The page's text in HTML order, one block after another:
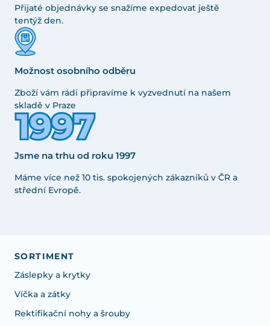
Přijaté objednávky se snažíme expedovat ještě
tentýž den.
Možnost osobního odběru
Zboží vám rádi připravíme k vyzvednutí na našem
skladě v Praze
Jsme na trhu od roku 1997
Máme více než 10 tis. spokojených zákazníků v ČR a
střední Evropě.
SORTIMENT
Záslepky a krytky
Víčka a zátky
Rektifikační nohy a šrouby